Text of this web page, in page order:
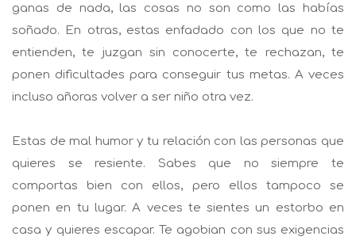
ganas de nada, las cosas no son como las habías
soñado. En otras, estas enfadado con los que no te
entienden, te juzgan sin conocerte, te rechazan, te
ponen dificultades para conseguir tus metas. A veces
incluso añoras volver a ser niño otra vez.
Estas de mal humor y tu relación con las personas que
quieres se resiente. Sabes que no siempre te
comportas bien con ellos, pero ellos tampoco se
ponen en tu lugar. A veces te sientes un estorbo en
casa y quieres escapar. Te agobian con sus exigencias